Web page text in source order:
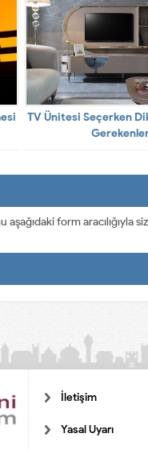
TV Ünitesi Seçerken
form aracılığıyla
İletişim
Yasal Uyarı